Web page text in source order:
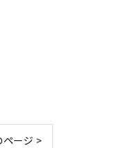
ページ >